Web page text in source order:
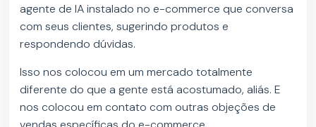
agente de IA instalado no e-commerce que conversa
com seus clientes, sugerindo produtos e
respondendo dúvidas.
Isso nos colocou em um mercado totalmente
diferente do que a gente está acostumado, aliás. E
nos colocou em contato com outras objeções de